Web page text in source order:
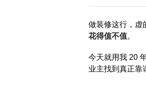
做装修这行，虚
花得值不值。
今天就用我 20
业主找到真正靠